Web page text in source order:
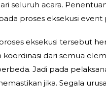
seluruh acara.
proses eksekusi event
eksekusi tersebut
dari semua
Jadi pada
jika. Segala